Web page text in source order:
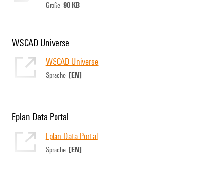
Größe 90 KB
WSCAD Universe
WSCAD Universe
Sprache [EN]
Eplan Data Portal
Eplan Data Portal
Sprache [EN]